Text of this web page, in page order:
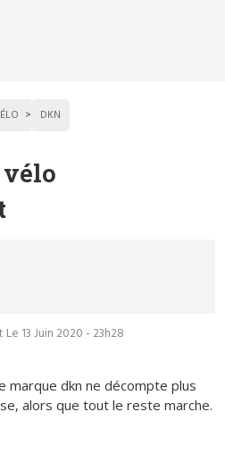
DKN
Le 13 Juin 2020 - 23h28
marque dkn ne décompte plus
alors que tout le reste marche.